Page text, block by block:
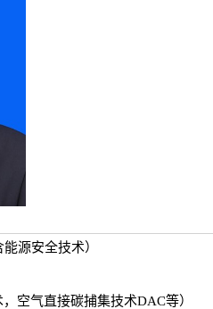
源安全技术）
空气直接碳捕集技术DAC等）